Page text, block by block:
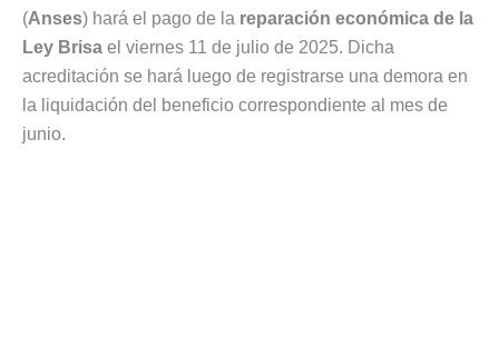
(Anses) hará el pago de la reparación económica de la
Ley Brisa el viernes 11 de julio de 2025. Dicha
acreditación se hará luego de registrarse una demora en
la liquidación del beneficio correspondiente al mes de
junio.